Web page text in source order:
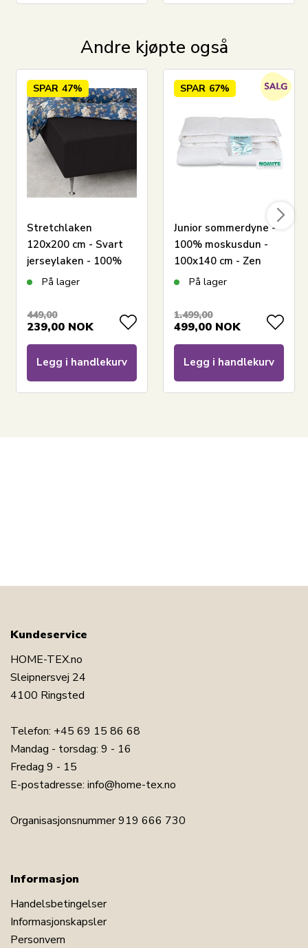
Se hele utvalget fra By Mats her
LEGG I KURV
Andre kjøpte også
SPAR 47%
Stretchlaken
120x200 cm - Svart
jerseylaken - 100%
bomull - Formsydd
På lager
449,00
239,00 NOK
Legg i handlekurv
SPAR 67%
Junior sommerdyne -
100% moskusdun -
100x140 cm - Zen
Sleep juniordyne
På lager
1.499,00
499,00 NOK
Legg i handlekurv
Kundeservice
HOME-TEX.no
Sleipnersvej 24
4100 Ringsted
Telefon: +45 69 15 86 68
Mandag - torsdag: 9 - 16
Fredag 9 - 15
E-postadresse: info@home-tex.no
Organisasjonsnummer 919 666 730
Informasjon
Handelsbetingelser
Informasjonskapsler
Personvern